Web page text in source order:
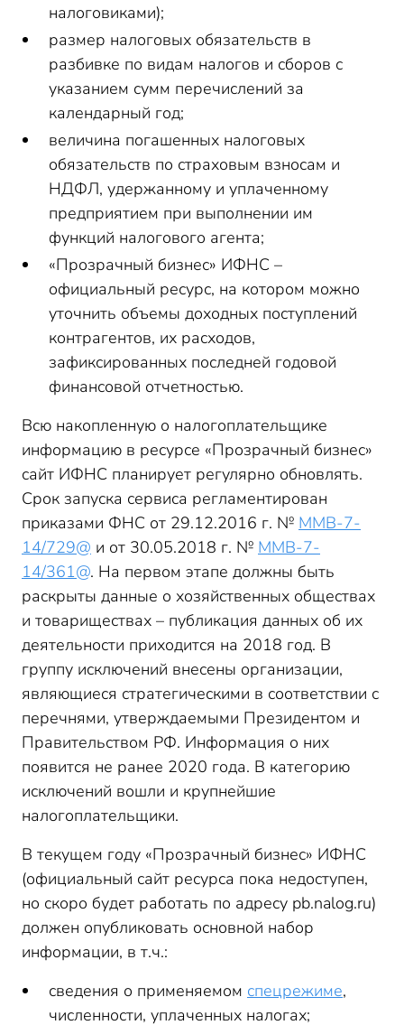
налоговиками);
размер налоговых обязательств в
разбивке по видам налогов и сборов с
указанием сумм перечислений за
календарный год;
величина погашенных налоговых
обязательств по страховым взносам и
НДФЛ, удержанному и уплаченному
предприятием при выполнении им
функций налогового агента;
«Прозрачный бизнес» ИФНС –
официальный ресурс, на котором можно
уточнить объемы доходных поступлений
контрагентов, их расходов,
зафиксированных последней годовой
финансовой отчетностью.
Всю накопленную о налогоплательщике
информацию в ресурсе «Прозрачный бизнес»
сайт ИФНС планирует регулярно обновлять.
Срок запуска сервиса регламентирован
приказами ФНС от 29.12.2016 г. № ММВ-7-
14/729@ и от 30.05.2018 г. № ММВ-7-
14/361@. На первом этапе должны быть
раскрыты данные о хозяйственных обществах
и товариществах – публикация данных об их
деятельности приходится на 2018 год. В
группу исключений внесены организации,
являющиеся стратегическими в соответствии с
перечнями, утверждаемыми Президентом и
Правительством РФ. Информация о них
появится не ранее 2020 года. В категорию
исключений вошли и крупнейшие
налогоплательщики.
В текущем году «Прозрачный бизнес» ИФНС
(официальный сайт ресурса пока недоступен,
но скоро будет работать по адресу pb.nalog.ru)
должен опубликовать основной набор
информации, в т.ч.:
сведения о применяемом спецрежиме,
численности, уплаченных налогах;